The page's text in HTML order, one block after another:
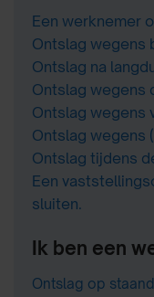
Een werknemer
Ontslag wegens
Ontslag na
Ontslag wegens
Ontslag wegens
Ontslag wegens
Ontslag tijdens
Een
sluiten.
Ik ben een
Ontslag op